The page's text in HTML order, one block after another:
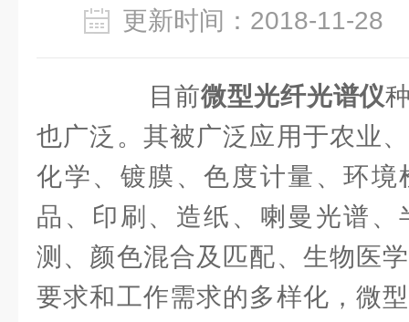
更新时间：2018-11-
目前微型光纤光谱仪
也广泛。其被广泛应用于农业
化学、镀膜、色度计量、环境
品、印刷、造纸、喇曼光谱
测、颜色混合及匹配、生物医
要求和工作需求的多样化，微